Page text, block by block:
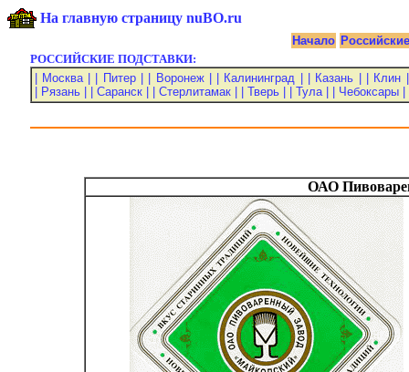
На главную страницу nuBO.ru
Начало Российские
РОССИЙСКИЕ ПОДСТАВКИ:
| Москва |
| Питер | | Воронеж | | Калининград | | Казань |
| Клин |
| Рязань |
| Саранск | | Стерлитамак | | Тверь | | Тула | | Чебоксары |
ОАО